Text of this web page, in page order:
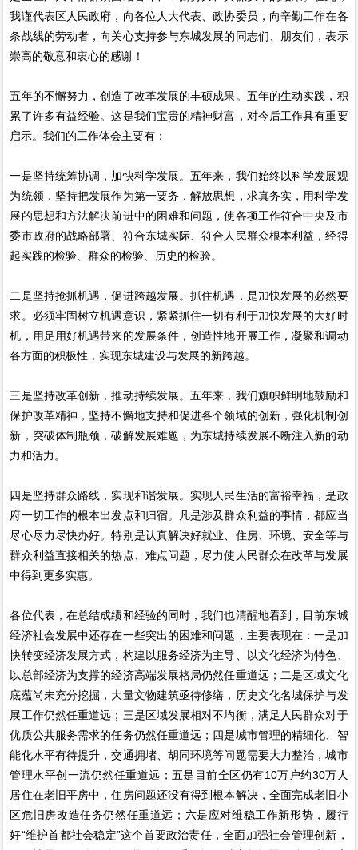
我谨代表区人民政府，向各位人大代表、政协委员，向辛勤工作在各
条战线的劳动者，向关心支持参与东城发展的同志们、朋友们，表示
崇高的敬意和衷心的感谢！
五年的不懈努力，创造了改革发展的丰硕成果。五年的生动实践，积
累了许多有益经验。这是我们宝贵的精神财富，对今后工作具有重要
启示。我们的工作体会主要有：
一是坚持统筹协调，加快科学发展。五年来，我们始终以科学发展观
为统领，坚持把发展作为第一要务，解放思想，求真务实，用科学发
展的思想和方法解决前进中的困难和问题，使各项工作符合中央及市
委市政府的战略部署、符合东城实际、符合人民群众根本利益，经得
起实践的检验、群众的检验、历史的检验。
二是坚持抢抓机遇，促进跨越发展。抓住机遇，是加快发展的必然要
求。必须牢固树立机遇意识，紧紧抓住一切有利于加快发展的大好时
机，用足用好机遇带来的发展条件，创造性地开展工作，凝聚和调动
各方面的积极性，实现东城建设与发展的新跨越。
三是坚持改革创新，推动持续发展。五年来，我们旗帜鲜明地鼓励和
保护改革精神，坚持不懈地支持和促进各个领域的创新，强化机制创
新，突破体制瓶颈，破解发展难题，为东城持续发展不断注入新的动
力和活力。
四是坚持群众路线，实现和谐发展。实现人民生活的富裕幸福，是政
府一切工作的根本出发点和归宿。凡是涉及群众利益的事情，都应当
尽心尽力尽快办好。特别是认真解决好就业、住房、环境、安全等与
群众利益直接相关的热点、难点问题，尽力使人民群众在改革与发展
中得到更多实惠。
各位代表，在总结成绩和经验的同时，我们也清醒地看到，目前东城
经济社会发展中还存在一些突出的困难和问题，主要表现在：一是加
快转变经济发展方式，构建以服务经济为主导、以文化经济为特色、
以总部经济为支撑的经济高端发展格局仍然任重道远；二是区域文化
底蕴尚未充分挖掘，大量文物建筑亟待修缮，历史文化名城保护与发
展工作仍然任重道远；三是区域发展相对不均衡，满足人民群众对于
优质公共服务需求的任务仍然任重道远；四是城市管理的精细化、智
能化水平有待提升，交通拥堵、胡同环境等问题需要大力整治，城市
管理水平创一流仍然任重道远；五是目前全区仍有10万户约30万人
居住在老旧平房中，住房问题还没有得到根本解决，全面完成老旧小
区危旧房改造任务仍然任重道远；六是应对维稳工作新形势，履行
好“维护首都社会稳定”这个首要政治责任，全面加强社会管理创新，